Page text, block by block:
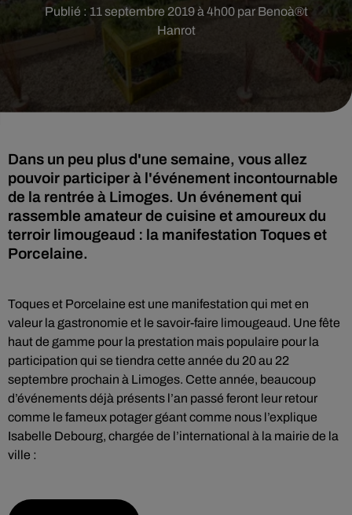
Publié : 11 septembre 2019 à 4h00 par Benoà®t
Hanrot
Dans un peu plus d'une semaine, vous allez
pouvoir participer à l'événement incontournable
de la rentrée à Limoges. Un événement qui
rassemble amateur de cuisine et amoureux du
terroir limougeaud : la manifestation Toques et
Porcelaine.
Toques et Porcelaine est une manifestation qui met en
valeur la gastronomie et le savoir-faire limougeaud. Une fête
haut de gamme pour la prestation mais populaire pour la
participation qui se tiendra cette année du 20 au 22
septembre prochain à Limoges. Cette année, beaucoup
d’événements déjà présents l’an passé feront leur retour
comme le fameux potager géant comme nous l’explique
Isabelle Debourg, chargée de l’international à la mairie de la
ville :